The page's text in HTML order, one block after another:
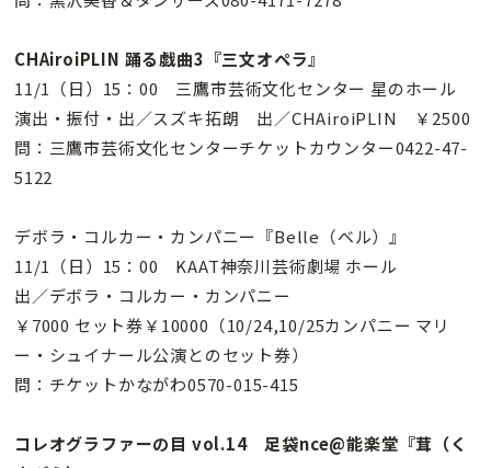
CHAiroiPLIN 踊る戯曲3『三文オペラ』
11/1（日）15：00 三鷹市芸術文化センター 星のホール
演出・振付・出／スズキ拓朗 出／CHAiroiPLIN ￥2500
問：三鷹市芸術文化センターチケットカウンター0422-47-
5122
デボラ・コルカー・カンパニー『Belle（ベル）』
11/1（日）15：00 KAAT神奈川芸術劇場 ホール
出／デボラ・コルカー・カンパニー
￥7000 セット券￥10000（10/24,10/25カンパニー マリ
ー・シュイナール公演とのセット券）
問：チケットかながわ0570-015-415
コレオグラファーの目 vol.14 足袋nce@能楽堂『茸（く